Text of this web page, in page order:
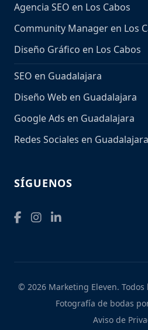
Agencia SEO en Los Cabos
Community Manager en Los
Diseño Gráfico en Los Cabos
SEO en Guadalajara
Diseño Web en Guadalajara
Google Ads en Guadalajara
Redes Sociales en Guadalajara
SÍGUENOS
© 2026 Marketing Eleven.
Fotografía de bodas
Aviso de